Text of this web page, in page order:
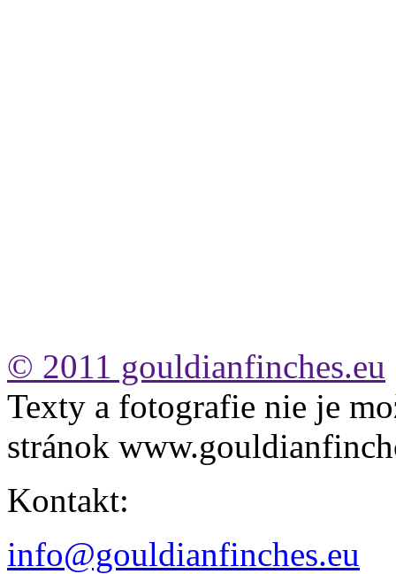
© 2011 gouldianfinches.eu
Texty a fotografie nie je
stránok
Kontakt:
info@gouldianfinches.eu